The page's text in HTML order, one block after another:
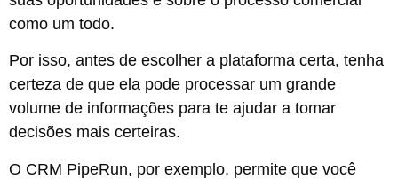
como um todo.
Por isso, antes de escolher a plataforma certa, tenha
certeza de que ela pode processar um grande
volume de informações para te ajudar a tomar
decisões mais certeiras.
O CRM PipeRun, por exemplo, permite que você